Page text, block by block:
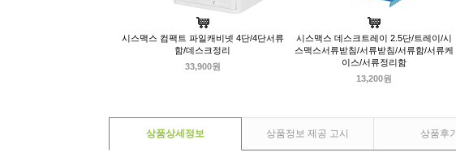
시스맥스 컴팩트 파일캐비넷 4단/4단서류
함/데스크정리
33,900원
시스맥스 데스크트레이 2.5단/트레이/시
스맥스서류받침/서류받침/서류함/서류케
이스/서류정리함
13,200원
상품상세정보 상품정보 제공 고시 상품후기